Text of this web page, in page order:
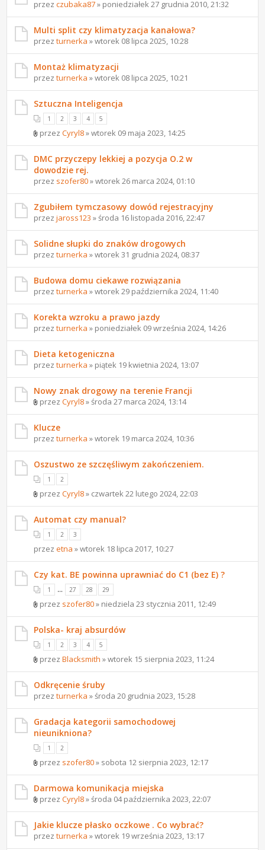
przezczubaka87» poniedziałek 27 grudnia 2010, 21:32
Multi split czy klimatyzacja kanałowa?
przezturnerka » wtorek 08 lipca 2025, 10:28
Montaż klimatyzacji
przezturnerka » wtorek 08 lipca 2025, 10:21
Sztuczna Inteligencja
1 2 3 4 5
przezCyryl8» wtorek 09 maja 2023, 14:25
DMC przyczepy lekkiej a pozycja O.2 w
dowodzie rej.
przez szofer80» wtorek 26 marca 2024, 01:10
Zgubiłem tymczasowy dowód rejestracyjny
przezjaross123 » środa 16 listopada 2016, 22:47
Solidne słupki do znaków drogowych
przezturnerka » wtorek 31 grudnia 2024, 08:37
Budowa domu ciekawe rozwiązania
przezturnerka » wtorek 29 października 2024, 11:40
Korekta wzroku a prawo jazdy
przezturnerka » poniedziałek 09 września 2024, 14:26
Dieta ketogeniczna
przezturnerka » piątek 19 kwietnia 2024, 13:07
Nowy znak drogowy na terenie Francji
przezCyryl8» środa 27 marca 2024, 13:14
Klucze
przezturnerka » wtorek 19 marca 2024, 10:36
Oszustwo ze szczęśliwym zakończeniem.
1 2
przezCyryl8» czwartek 22 lutego 2024, 22:03
Automat czy manual?
1 2 3
przezetna » wtorek 18 lipca 2017, 10:27
Czy kat. BE powinna uprawniać do C1 (bez E) ?
1 ... 27 28 29
przez szofer80» niedziela 23 stycznia 2011, 12:49
Polska- kraj absurdów
1 2 3 4 5
przezBlacksmith » wtorek 15 sierpnia 2023, 11:24
Odkręcenie śruby
przezturnerka » środa 20 grudnia 2023, 15:28
Gradacja kategorii samochodowej
nieunikniona?
1 2
przez szofer80» sobota 12 sierpnia 2023, 12:17
Darmowa komunikacja miejska
przezCyryl8» środa 04 października 2023, 22:07
Jakie klucze płasko oczkowe . Co wybrać?
przezturnerka » wtorek 19 września 2023, 13:17